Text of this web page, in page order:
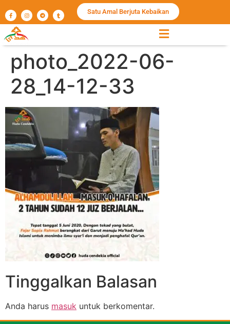
Satu Amal Berjuta Kebaikan
photo_2022-06-
28_14-12-33
Tinggalkan Balasan
Anda harus masuk untuk berkomentar.